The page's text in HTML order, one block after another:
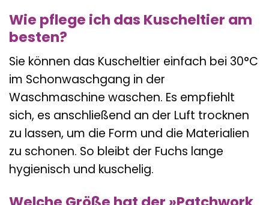
Wie pflege ich das Kuscheltier am
besten?
Sie können das Kuscheltier einfach bei 30°C
im Schonwaschgang in der
Waschmaschine waschen. Es empfiehlt
sich, es anschließend an der Luft trocknen
zu lassen, um die Form und die Materialien
zu schonen. So bleibt der Fuchs lange
hygienisch und kuschelig.